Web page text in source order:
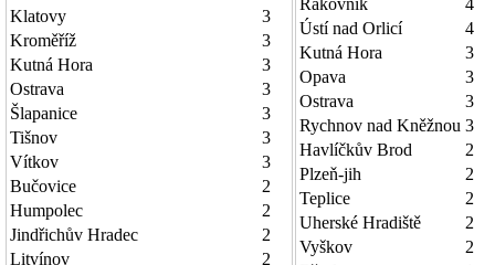
Klatovy
3
Kroměříž
3
Kutná Hora
3
Ostrava
3
Šlapanice
3
Tišnov
3
Vítkov
3
Bučovice
2
Humpolec
2
Jindřichův Hradec
2
Litvínov
2
Rakovník
4
Ústí nad Orlicí
4
Kutná Hora
3
Opava
3
Ostrava
3
Rychnov nad Kněžnou 3
Havlíčkův Brod
2
Plzeň-jih
2
Teplice
2
Uherské Hradiště
2
Vyškov
2